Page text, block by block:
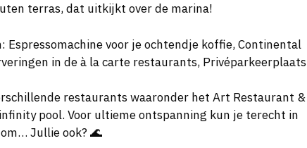
terras, dat uitkijkt over de marina!
Espressomachine voor je ochtendje koffie, Continental
in de à la carte restaurants, Privéparkeerplaats
restaurants waaronder het Art Restaurant &
pool. Voor ultieme ontspanning kun je terecht in
Jullie ook? 🌊